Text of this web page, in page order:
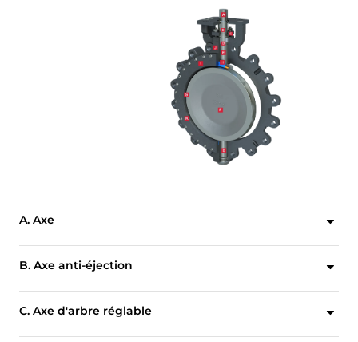
A. Axe
B. Axe anti-éjection
C. Axe d'arbre réglable